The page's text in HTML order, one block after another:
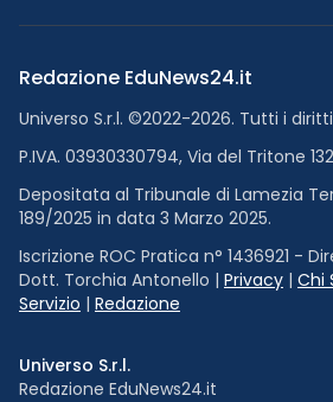
Redazione EduNews24.it
Universo S.r.l. ©2022-2026. Tutti i
P.IVA. 03930330794, Via del Tritone
Depositata al Tribunale di Lamezia
189/2025 in data 3 Marzo 2025.
Iscrizione ROC Pratica n° 1436921 -
Dott. Torchia Antonello | Privacy | Chi
Servizio | Redazione
Universo S.r.l.
Redazione EduNews24.it